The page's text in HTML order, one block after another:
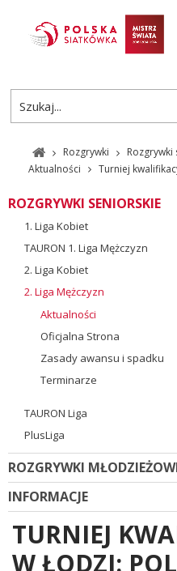
PL
EN
Rozgrywki Rozgrywki
Aktualności
Turniej
ROZGRYWKI SENIORSKIE
1. Liga Kobiet
TAURON 1. Liga Mężczyzn
2. Liga Kobiet
2. Liga Mężczyzn
Aktualności
Oficjalna Strona
Zasady awansu i spadku
Terminarze
TAURON Liga
PlusLiga
ROZGRYWKI
INFORMACJE
TURNIEJ
W ŁODZI: